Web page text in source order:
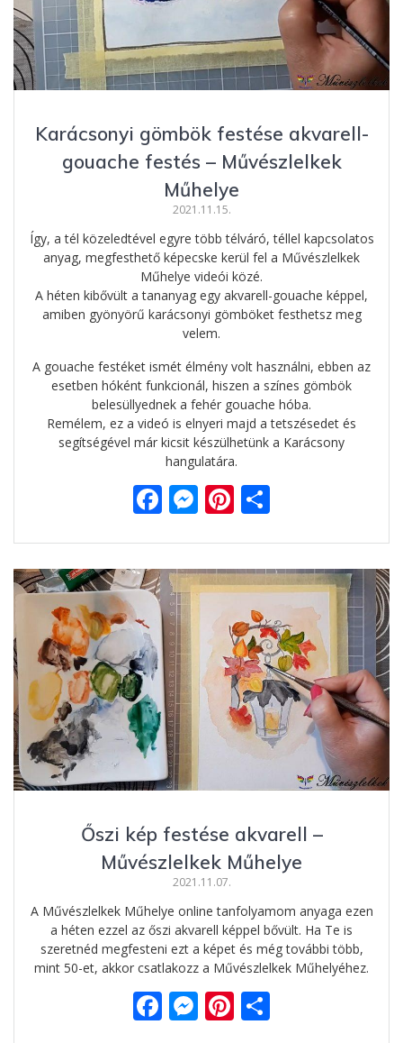
Karácsonyi gömbök festése akvarell-
gouache festés – Művészlelkek
Műhelye
2021.11.15.
Így, a tél közeledtével egyre több télváró, téllel kapcsolatos
anyag, megfesthető képecske kerül fel a Művészlelkek
Műhelye videói közé.
A héten kibővült a tananyag egy akvarell-gouache képpel,
amiben gyönyörű karácsonyi gömböket festhetsz meg
velem.
A gouache festéket ismét élmény volt használni, ebben az
esetben hóként funkcionál, hiszen a színes gömbök
belesüllyednek a fehér gouache hóba.
Remélem, ez a videó is elnyeri majd a tetszésedet és
segítségével már kicsit készülhetünk a Karácsony
hangulatára.
F
e
b
o
o
k
M
ss
e
n
g
er
Pi
er
e
st
za
m
e
g
Őszi kép festése akvarell –
Művészlelkek Műhelye
2021.11.07.
A Művészlelkek Műhelye online tanfolyamom anyaga ezen
a héten ezzel az őszi akvarell képpel bővült. Ha Te is
szeretnéd megfesteni ezt a képet és még további több,
mint 50-et, akkor csatlakozz a Művészlelkek Műhelyéhez.
F M Pi